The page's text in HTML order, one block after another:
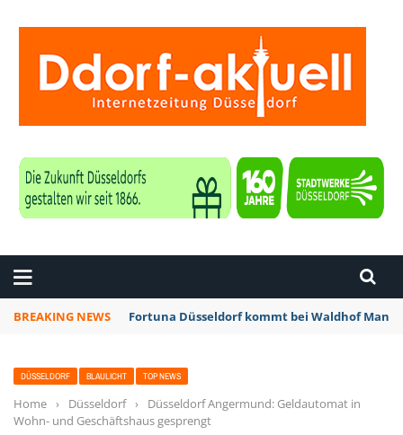
BREAKING NEWS Fortuna Düsseldorf kommt bei Waldhof
DÜSSELDORF BLAULICHT TOP NEWS
Home › Düsseldorf ›
Düsseldorf Angermund: Geldautomat in
Wohn- und Geschäftshaus gesprengt